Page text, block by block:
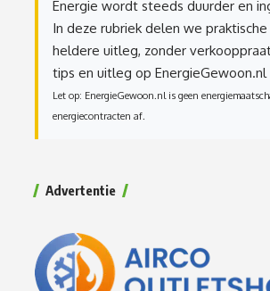
Energie wordt steeds duurder en
In deze rubriek delen we
heldere uitleg, zonder
tips en uitleg op EnergieGewoon.nl
Let op: EnergieGewoon.nl is geen
energiecontracten af.
Advertentie